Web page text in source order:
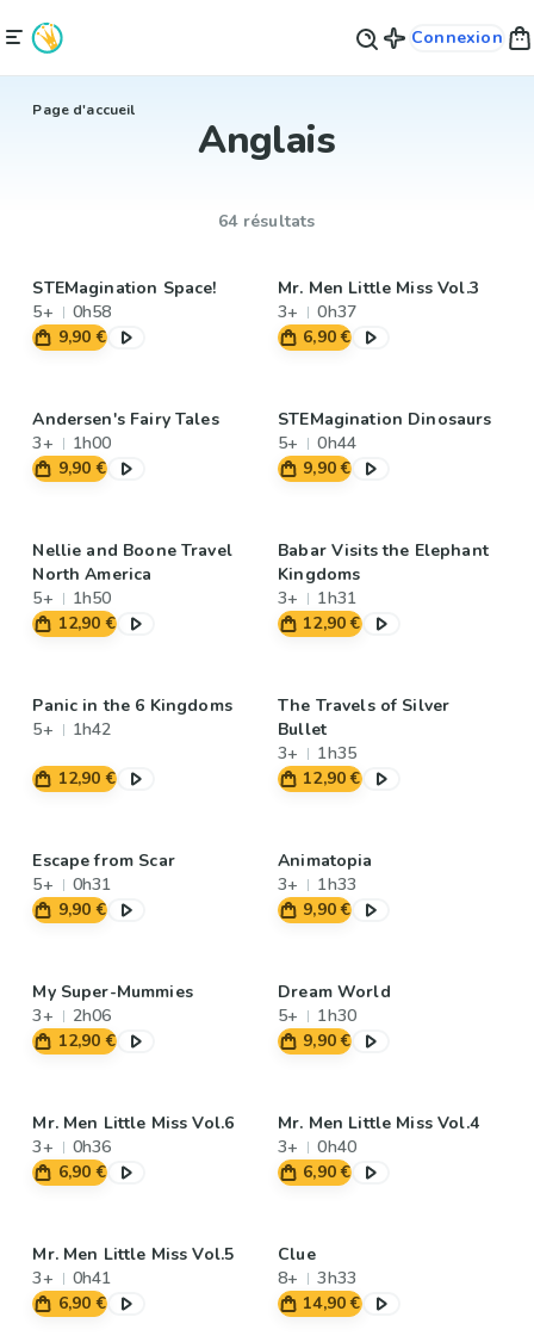
Connexion
Page d'accueil
Anglais
64 résultats
STEMagination Space!
5+
0h58
9,90 €
Mr. Men Little Miss Vol.3
3+
0h37
6,90 €
Andersen's Fairy Tales
3+
1h00
9,90 €
STEMagination Dinosaurs
5+
0h44
9,90 €
Nellie and Boone Travel
North America
5+
1h50
12,90 €
Babar Visits the Elephant
Kingdoms
3+
1h31
12,90 €
Panic in the 6 Kingdoms
5+
1h42
12,90 €
The Travels of Silver
Bullet
3+
1h35
12,90 €
Escape from Scar
5+
0h31
9,90 €
Animatopia
3+
1h33
9,90 €
My Super-Mummies
3+
2h06
12,90 €
Dream World
5+
1h30
9,90 €
Mr. Men Little Miss Vol.6
3+
0h36
6,90 €
Mr. Men Little Miss Vol.4
3+
0h40
6,90 €
Mr. Men Little Miss Vol.5
3+
0h41
6,90 €
Clue
8+
3h33
14,90 €